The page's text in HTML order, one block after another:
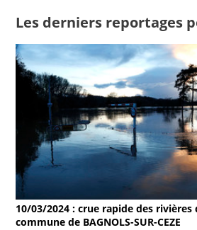
Les derniers reportages
10/03/2024 : crue rapide des rivières
commune de BAGNOLS-SUR-CEZE